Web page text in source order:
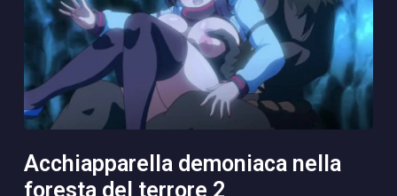
acchiapparella demoniaca nella
foresta del terrore 2